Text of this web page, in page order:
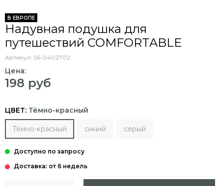
В ЕВРОПЕ
Надувная подушка для
путешествий COMFORTABLE
Артикул: 56-0402702
Цена:
198 руб
ЦВЕТ: Тёмно-красный
Тёмно-красный синий серый
Доставка: от 6 недель